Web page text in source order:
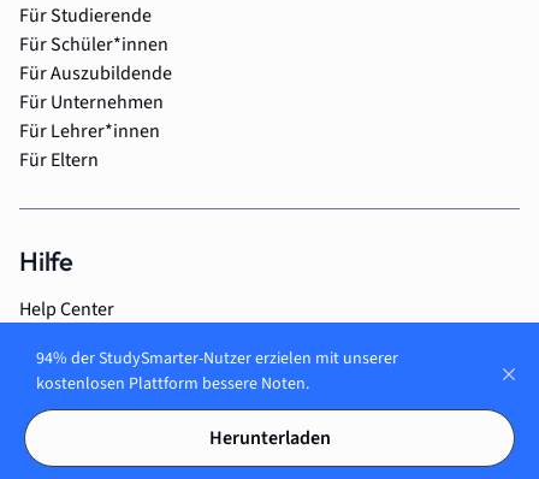
Für Studierende
Für Schüler*innen
Für Auszubildende
Für Unternehmen
Für Lehrer*innen
Für Eltern
Hilfe
Help Center
94% der StudySmarter-Nutzer erzielen mit unserer
kostenlosen Plattform bessere Noten.
Herunterladen